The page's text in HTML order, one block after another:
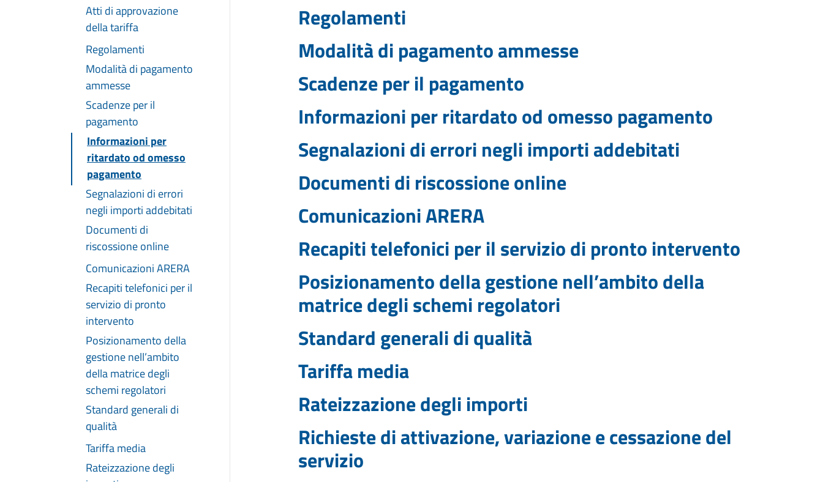
Atti di approvazione
della tariffa
Regolamenti
Modalità di pagamento
ammesse
Scadenze per il
pagamento
Informazioni per
ritardato od omesso
pagamento
Segnalazioni di errori
negli importi addebitati
Documenti di
riscossione online
Comunicazioni ARERA
Recapiti telefonici per il
servizio di pronto
intervento
Posizionamento della
gestione nell’ambito
della matrice degli
schemi regolatori
Standard generali di
qualità
Tariffa media
Rateizzazione degli
Regolamenti
Modalità di pagamento ammesse
Scadenze per il pagamento
Informazioni per ritardato od omesso pagamento
Segnalazioni di errori negli importi addebitati
Documenti di riscossione online
Comunicazioni ARERA
Recapiti telefonici per il servizio di pronto intervento
Posizionamento della gestione nell’ambito della
matrice degli schemi regolatori
Standard generali di qualità
Tariffa media
Rateizzazione degli importi
Richieste di attivazione, variazione e cessazione del
servizio